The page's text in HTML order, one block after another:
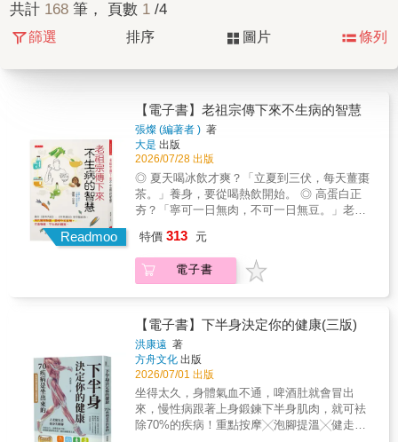
共計 168 筆， 頁數 1 /4
篩選 排序 圖片 條列
Readmoo
【電子書】老祖宗傳下來不生病的智慧
張燦 (編著者 ) 著
大是 出版
2026/07/28 出版
◎ 夏天喝冰飲才爽？「立夏到三伏，每天薑棗
茶。」養身，要從喝熱飲開始。 ◎ 高蛋白正
夯？「寧可一日無肉，不可一日無豆。」老祖
配溫水刷牙，能健牙固齒。 ◎ 易脹氣？「吃飯
先喝湯，勝過良藥方。」改變進食順序，能促
進消化。 ◎ 肩頸老痠痛？試試小孩的遊戲──
眠、疲勞、三高與慢性病卻越來越普遍？ 兩千
多年前，《黃帝內經》就提出「治未病」，強
調調養身體的重要； 老祖宗也說：「人以食為
養，藥補不如食補。」、「治病在醫，養病在
己」 當現代人追逐各種保健食品時，古人早已
指出健康的根本之道。 作者張燦畢業於黑龍江
中醫藥大學， 擁有十餘年行醫經驗，長期從事
中醫保健與疾病調養。 本書是他融合《黃帝內
特價 313 元
電子書
【電子書】下半身決定你的健康(三版)
洪康遠 著
方舟文化 出版
2026/07/01 出版
坐得太久，身體氣血不通，啤酒肚就會冒出
來，慢性病跟著上身鍛鍊下半身肌肉，就可袪
除70%的疾病！重點按摩╳泡腳提溫╳健走排